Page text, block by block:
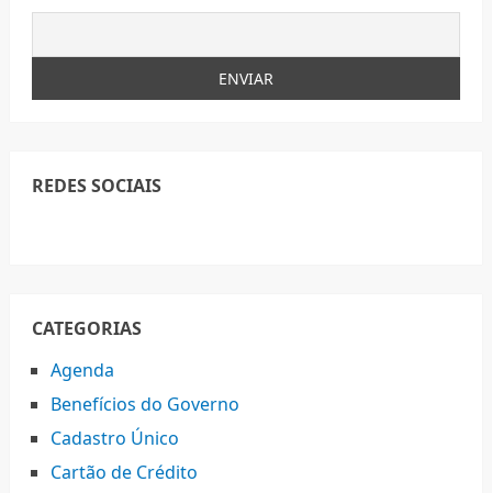
REDES SOCIAIS
CATEGORIAS
Agenda
Benefícios do Governo
Cadastro Único
Cartão de Crédito